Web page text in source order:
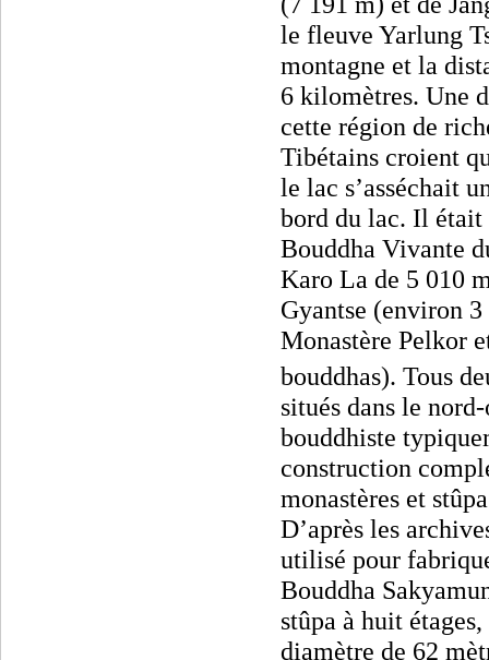
le fleuve Yarlung
montagne et la
6 kilomètres. Une
cette région de
Tibétains croient
le lac s’asséchait
bord du lac. Il était
Bouddha Vivante
Karo La de 5 010
Gyantse (environ
Monastère Pelkor
bouddhas). Tous
situés dans le
bouddhiste
construction
monastères et
D’après les
utilisé pour
Bouddha
stûpa à huit
diamètre de 62